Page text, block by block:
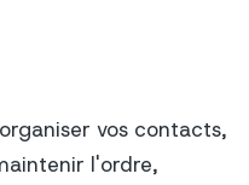
vos contacts,
l'ordre,